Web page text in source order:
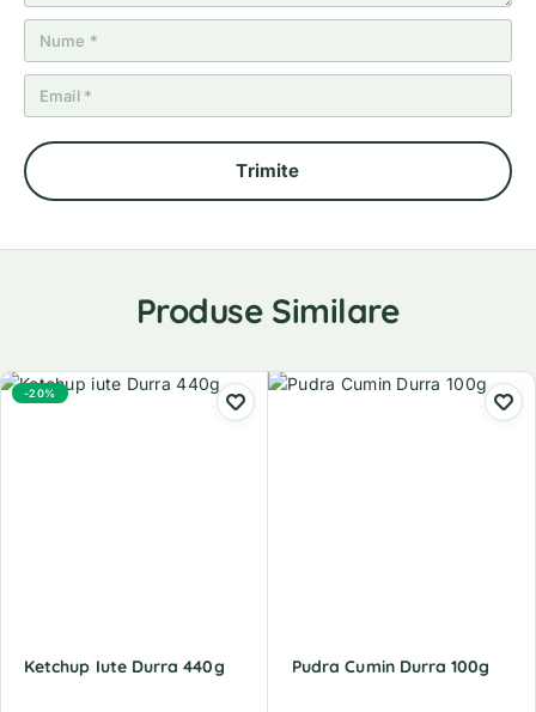
Produse Similare
-20%
Ketchup Iute Durra 440g Pudra Cumin Durra 100g